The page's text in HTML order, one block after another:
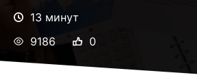
13 минут
9186
0